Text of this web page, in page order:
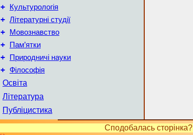
+ Культурологія
+ Літературні студії
+ Мовознавство
+ Пам’ятки
+ Природничі науки
+ Філософія
Освіта
Література
Публіцистика
Сподобалась сторінка?